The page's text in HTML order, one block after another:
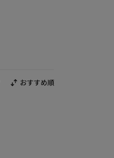
おすすめ順